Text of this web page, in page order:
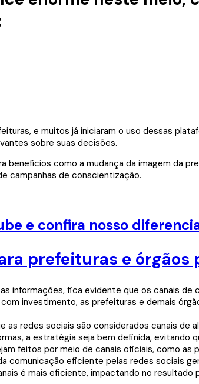
e muitos já iniciaram o uso dessas
sobre suas decisões.
como a mudança da imagem da
campanhas de conscientização.
e confira nosso
prefeituras e órgãos
informações, fica evidente que os canais
investimento, as prefeituras e demais
as redes sociais são considerados canais
a estratégia seja bem definida,
feitos por meio de canais oficiais, como as
eficiente pelas redes sociais
é mais eficiente, impactando no